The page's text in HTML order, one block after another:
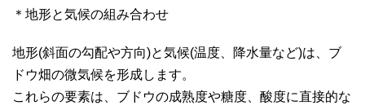
＊地形と気候の組み合わせ
地形(斜面の勾配や方向)と気候(温度、降水量など)は、ブ
ドウ畑の微気候を形成します。
これらの要素は、ブドウの成熟度や糖度、酸度に直接的な